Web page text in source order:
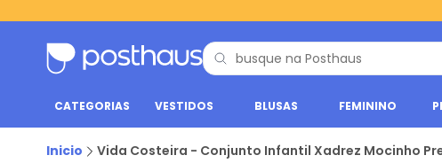
CATEGORIAS VESTIDOS BLUSAS FEMININO
Inicio Vida Costeira - Conjunto Infantil Xadrez Mocinho